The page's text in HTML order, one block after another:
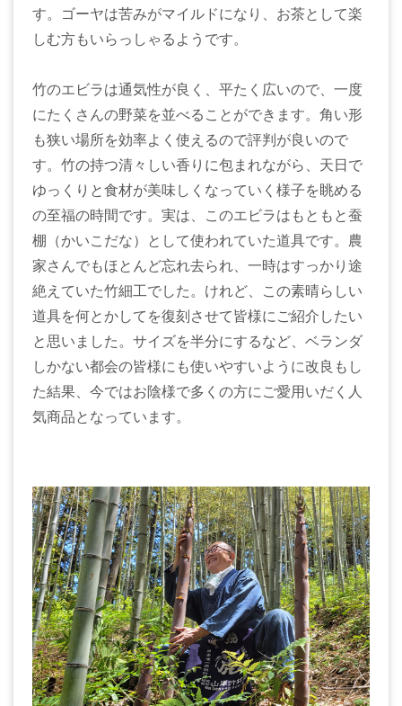
す。ゴーヤは苦みがマイルドになり、お茶として楽
しむ方もいらっしゃるようです。
竹のエビラは通気性が良く、平たく広いので、一度
にたくさんの野菜を並べることができます。角い形
も狭い場所を効率よく使えるので評判が良いので
す。竹の持つ清々しい香りに包まれながら、天日で
ゆっくりと食材が美味しくなっていく様子を眺める
の至福の時間です。実は、このエビラはもともと蚕
棚（かいこだな）として使われていた道具です。農
家さんでもほとんど忘れ去られ、一時はすっかり途
絶えていた竹細工でした。けれど、この素晴らしい
道具を何とかしてを復刻させて皆様にご紹介したい
と思いました。サイズを半分にするなど、ベランダ
しかない都会の皆様にも使いやすいように改良もし
た結果、今ではお陰様で多くの方にご愛用いだく人
気商品となっています。